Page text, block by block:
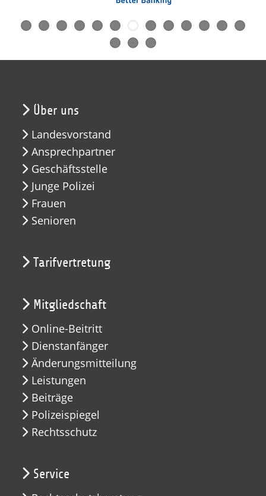
Über uns
Landesvorstand
Ansprechpartner
Geschäftsstelle
Junge Polizei
Frauen
Senioren
Tarifvertretung
Mitgliedschaft
Online-Beitritt
Dienstanfänger
Änderungsmitteilung
Leistungen
Beiträge
Polizeispiegel
Rechtsschutz
Service